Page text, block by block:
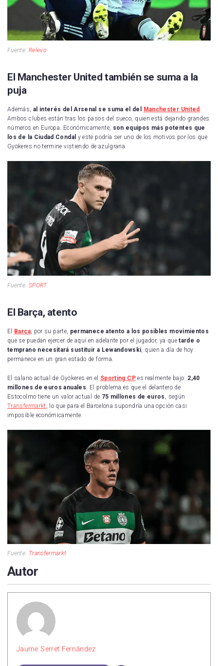
Fuente: Relevo
El Manchester United también se suma a la
puja
Además, al interés del Arsenal se suma el del Manchester United .
Ambos clubes están tras los pasos del sueco, quien está dejando grandes
números en Europa. Económicamente, son equipos más potentes que
los de la Ciudad Condal y este podría ser uno de los motivos por los que
Gyökeres no termine vistiendo de azulgrana.
Fuente: SPORT
El Barça, atento
El Barça, por su parte, permanece atento a los posibles movimientos
que se puedan ejercer de aquí en adelante por el jugador, ya quetarde o
temprano necesitará sustituir a Lewandowski, quien a día de hoy
permanece en un gran estado de forma.
El salario actual de Gyökeres en el Sporting CPes realmente bajo: 2,40
millones de euros anuales. El problema es que el delantero de
Estocolmo tiene un valor actual de 75 millones de euros , según
Transfermarkt, lo que para el Barcelona supondría una opción casi
imposible económicamente.
Fuente: Transfermarkt
Autor
Jaume Serret Fernández